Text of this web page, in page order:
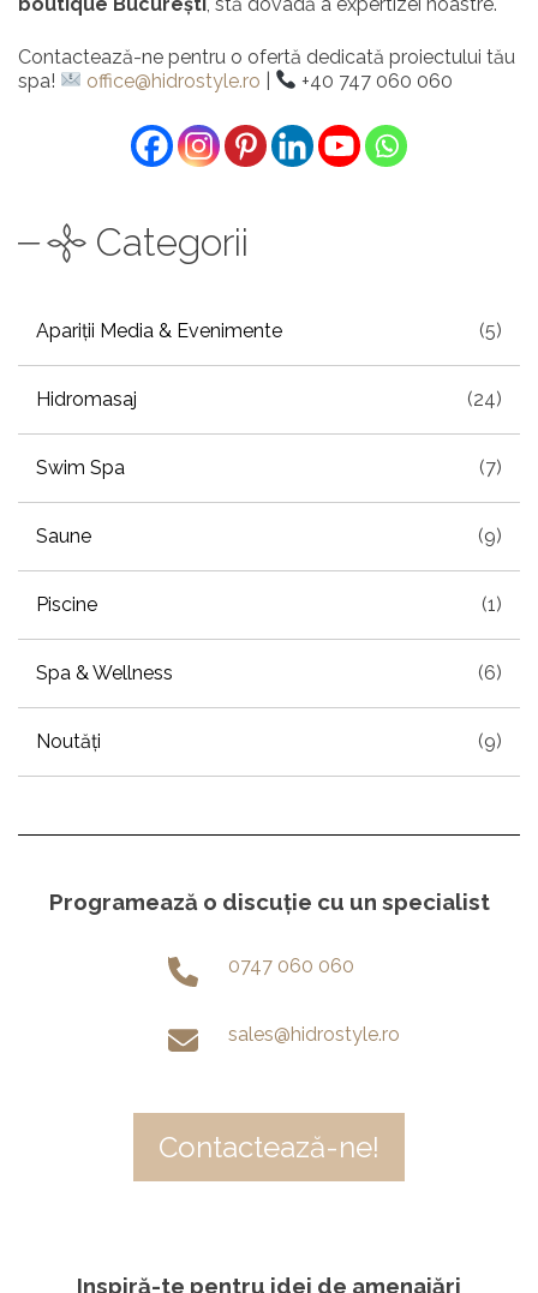
Contactează-ne pentru o ofertă dedicată proiectului tău
spa!
office@hidrostyle.ro +40 747 060 060
Categorii
Apariții Media & Evenimente (5)
Hidromasaj (24)
Swim Spa (7)
Saune (9)
Piscine (1)
Spa & Wellness (6)
Noutăți (9)
Programează o discuție cu un specialist
0747 060 060
sales@hidrostyle.ro
Contactează-ne!
Inspiră-te pentru idei de amenajări